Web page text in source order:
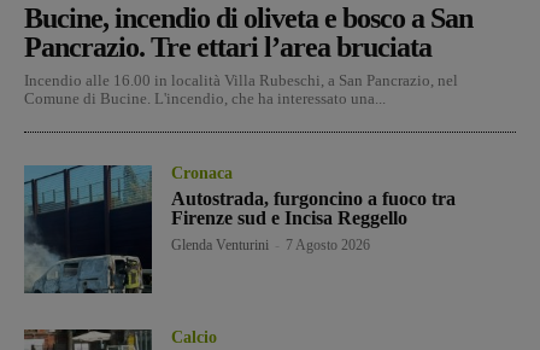
Bucine, incendio di oliveta e bosco a San
Pancrazio. Tre ettari l’area bruciata
Incendio alle 16.00 in località Villa Rubeschi, a San Pancrazio, nel
Comune di Bucine. L'incendio, che ha interessato una...
Cronaca
Autostrada, furgoncino a fuoco tra
Firenze sud e Incisa Reggello
Glenda Venturini 7 Agosto 2026
Calcio